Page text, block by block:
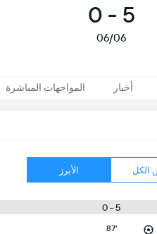
5
-
0
06/06
أخبار المواجهات المباشرة
الكل الأبرز
5 - 0
87'